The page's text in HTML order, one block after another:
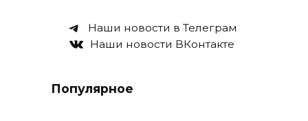
Наши новости в Телеграм
Наши новости ВКонтакте
Популярное